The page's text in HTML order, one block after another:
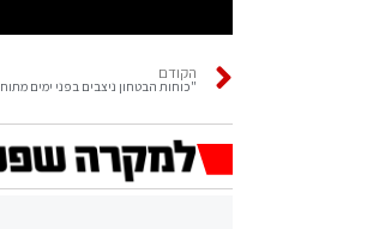
הקודם
"כוחות הבטחון ניצבים בפני ימים